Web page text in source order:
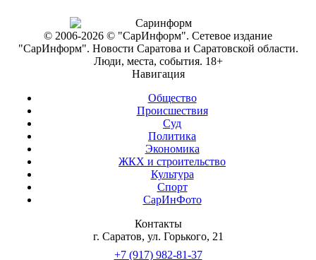
© 2006-2026 © "СарИнформ". Сетевое издание
"СарИнформ". Новости Саратова и Саратовской области.
Люди, места, события. 18+
Навигация
Общество
Происшествия
Суд
Политика
Экономика
ЖКХ и строительство
Культура
Спорт
СарИнФото
Контакты
г. Саратов, ул. Горького, 21
+7 (917) 982-81-37